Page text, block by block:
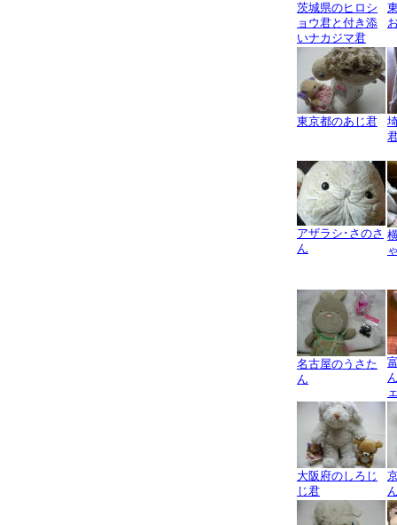
茨城県のヒロシ
ョウ君と付き添
いナカジマ君
東京都のあじ君
アザラシ･さのさ
ん
名古屋のうさた
ん
大阪府のしろじ
じ君